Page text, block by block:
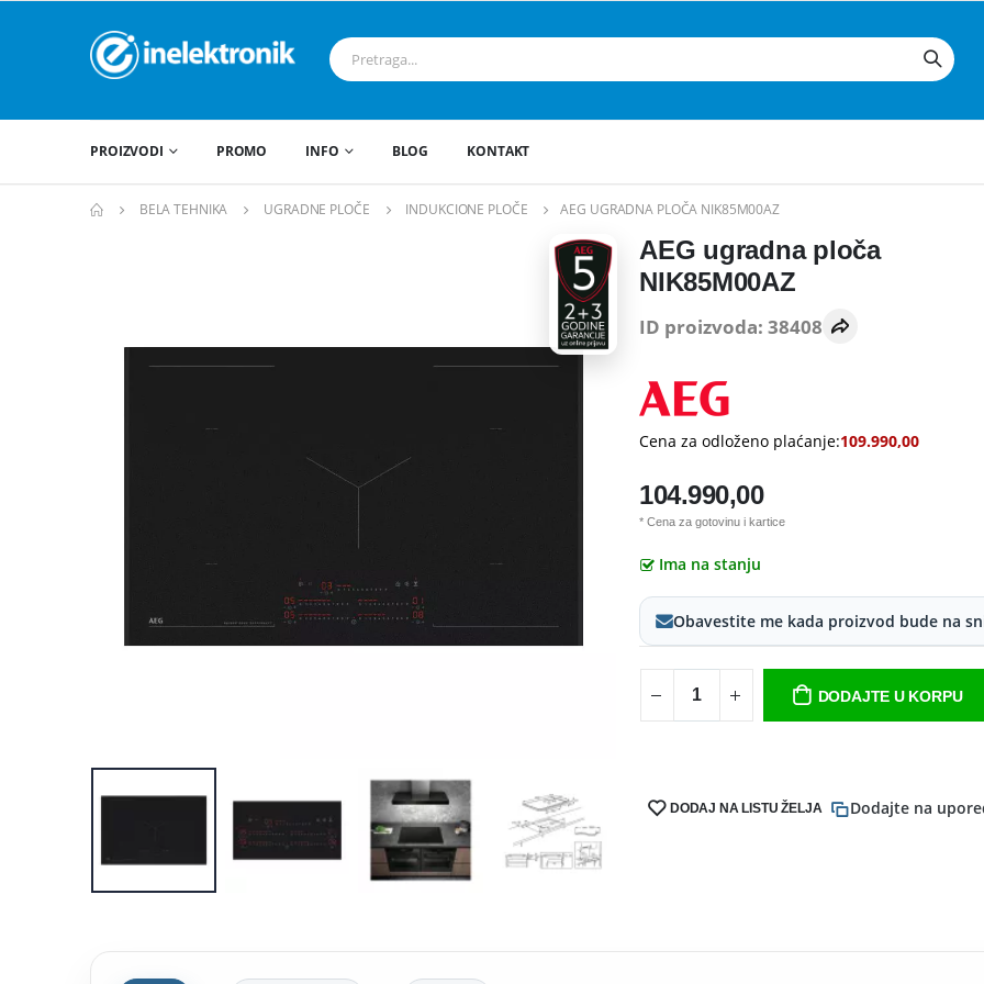
PROIZVODI PROMO INFO BLOG KONTAKT
BELA TEHNIKA UGRADNE PLOČE INDUKCIONE PLOČE AEG UGRADNA PLOČA NIK85M00AZ
AEG ugradna ploča
NIK85M00AZ
ID proizvoda: 38408
Cena za odloženo plaćanje:109.990,00
104.990,00
* Cena za gotovinu i kartice
Ima na stanju
Obavestite me kada proizvod bude na
DODAJTE U KORPU
DODAJ NA LISTU ŽELJA Dodajte na